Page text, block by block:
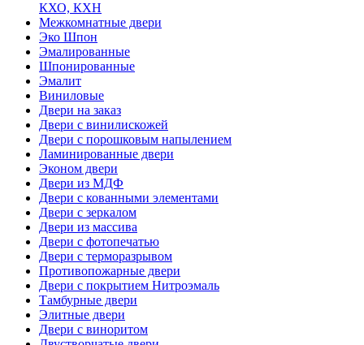
КХО, КХН
Межкомнатные двери
Эко Шпон
Эмалированные
Шпонированные
Эмалит
Виниловые
Двери на заказ
Двери с винилискожей
Двери с порошковым напылением
Ламинированные двери
Эконом двери
Двери из МДФ
Двери с кованными элементами
Двери с зеркалом
Двери из массива
Двери с фотопечатью
Двери с терморазрывом
Противопожарные двери
Двери с покрытием Нитроэмаль
Тамбурные двери
Элитные двери
Двери с виноритом